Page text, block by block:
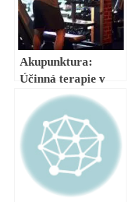
Akupunktura:
Účinná terapie v
Brně pro zlepšení
zdraví